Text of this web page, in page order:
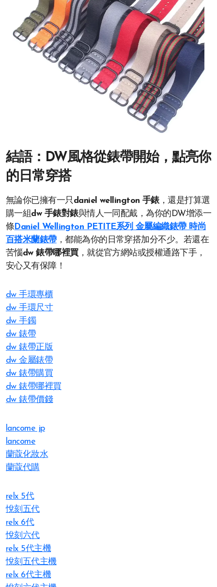
結語：DW風格從錶帶開始，點亮你
的日常穿搭
無論你已擁有一只daniel wellington 手錶，還是打算選
購一組dw 手錶對錶與情人一同配戴，為你的DW增添一
條Daniel Wellington PETITE系列 金屬編織錶帶 時尚
百搭米蘭錶帶，都能為你的日常穿搭加分不少。若還在
苦惱dw 錶帶哪裡買，就從官方網站或授權通路下手，
安心又有保障！
dw 手環專櫃
dw 手環尺寸
dw 手鐲
dw 錶帶
dw 錶帶正版
dw 金屬錶帶
dw 錶帶購買
dw 錶帶哪裡買
dw 錶帶價錢
lancome jp
lancome
蘭蔻化妝水
蘭蔻代購
relx 5代
悅刻五代
relx 6代
悅刻六代
relx 5代主機
悅刻五代主機
relx 6代主機